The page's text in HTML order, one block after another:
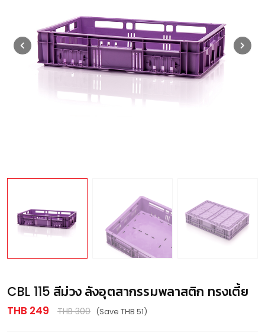
CBL 115 สีม่วง ลังอุตสากรรมพลาสติก ทรงเตี้ย
THB 249 THB 300 (Save THB 51)